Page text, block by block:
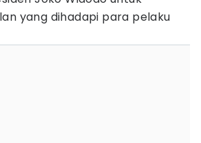
yang dihadapi para pelaku